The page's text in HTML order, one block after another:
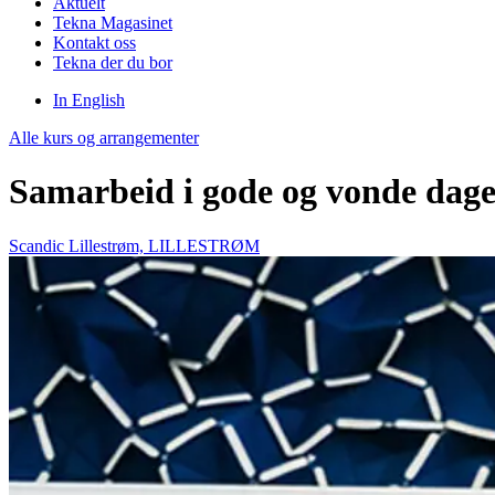
Tekna Magasinet
Kontakt oss
Tekna der du bor
In English
Alle kurs og arrangementer
Samarbeid i gode og vonde
Scandic Lillestrøm, LILLESTRØM